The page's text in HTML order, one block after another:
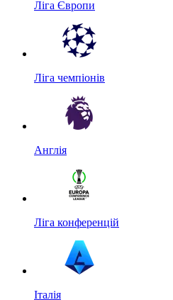
Ліга Європи
Ліга чемпіонів
Англія
Ліга конференцій
Італія